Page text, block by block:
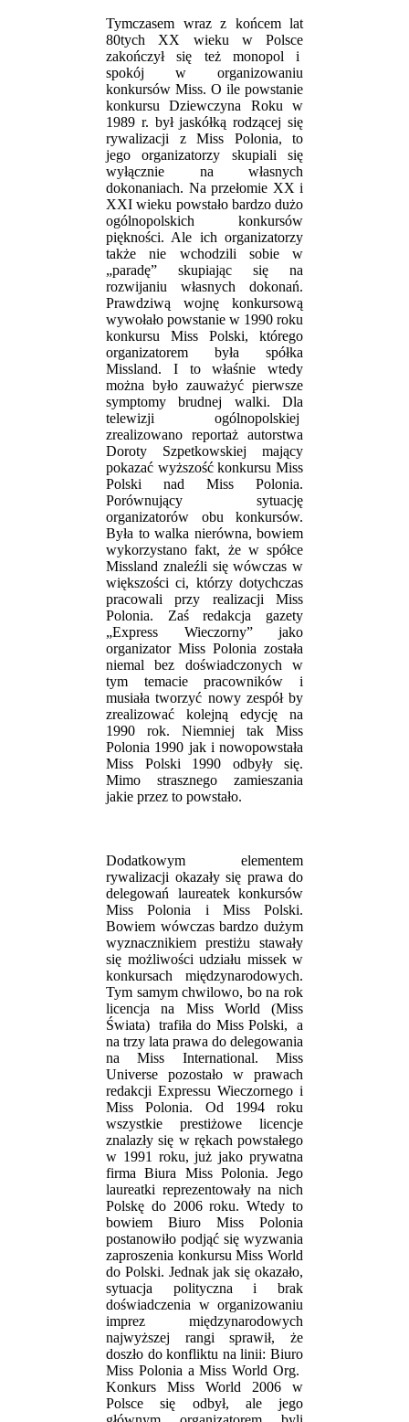
Tymczasem wraz z końcem lat
80tych XX wieku w Polsce
zakończył się też monopol i
spokój w organizowaniu
konkursów Miss. O ile powstanie
konkursu Dziewczyna Roku w
1989 r. był jaskółką rodzącej się
rywalizacji z Miss Polonia, to
jego organizatorzy skupiali się
wyłącznie na własnych
dokonaniach. Na przełomie XX i
XXI wieku powstało bardzo dużo
ogólnopolskich konkursów
piękności. Ale ich organizatorzy
także nie wchodzili sobie w
„paradę” skupiając się na
rozwijaniu własnych dokonań.
Prawdziwą wojnę konkursową
wywołało powstanie w 1990 roku
konkursu Miss Polski, którego
organizatorem była spółka
Missland. I to właśnie wtedy
można było zauważyć pierwsze
symptomy brudnej walki. Dla
telewizji ogólnopolskiej
zrealizowano reportaż autorstwa
Doroty Szpetkowskiej mający
pokazać wyższość konkursu Miss
Polski nad Miss Polonia.
Porównujący sytuację
organizatorów obu konkursów.
Była to walka nierówna, bowiem
wykorzystano fakt, że w spółce
Missland znaleźli się wówczas w
większości ci, którzy dotychczas
pracowali przy realizacji Miss
Polonia. Zaś redakcja gazety
„Express Wieczorny” jako
organizator Miss Polonia została
niemal bez doświadczonych w
tym temacie pracowników i
musiała tworzyć nowy zespół by
zrealizować kolejną edycję na
1990 rok. Niemniej tak Miss
Polonia 1990 jak i nowopowstała
Miss Polski 1990 odbyły się.
Mimo strasznego zamieszania
jakie przez to powstało.
Dodatkowym elementem
rywalizacji okazały się prawa do
delegowań laureatek konkursów
Miss Polonia i Miss Polski.
Bowiem wówczas bardzo dużym
wyznacznikiem prestiżu stawały
się możliwości udziału missek w
konkursach międzynarodowych.
Tym samym chwilowo, bo na rok
licencja na Miss World (Miss
Świata) trafiła do Miss Polski, a
na trzy lata prawa do delegowania
na Miss International. Miss
Universe pozostało w prawach
redakcji Expressu Wieczornego i
Miss Polonia. Od 1994 roku
wszystkie prestiżowe licencje
znalazły się w rękach powstałego
w 1991 roku, już jako prywatna
firma Biura Miss Polonia. Jego
laureatki reprezentowały na nich
Polskę do 2006 roku. Wtedy to
bowiem Biuro Miss Polonia
postanowiło podjąć się wyzwania
zaproszenia konkursu Miss World
do Polski. Jednak jak się okazało,
sytuacja polityczna i brak
doświadczenia w organizowaniu
imprez międzynarodowych
najwyższej rangi sprawił, że
doszło do konfliktu na linii: Biuro
Miss Polonia a Miss World Org.
Konkurs Miss World 2006 w
Polsce się odbył, ale jego